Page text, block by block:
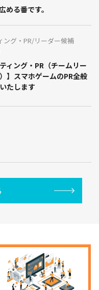
る番です。
ング・PR/リーダー候補
ティング・PR（チームリー
】スマホゲームのPR全般
たします